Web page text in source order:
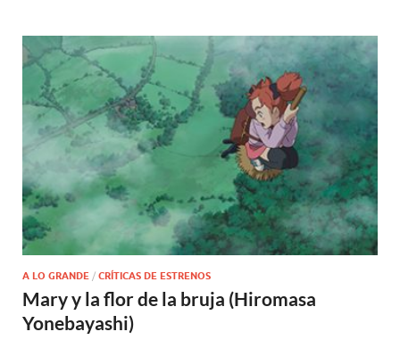
A LO GRANDE / CRÍTICAS DE ESTRENOS
Mary y la flor de la bruja (Hiromasa
Yonebayashi)